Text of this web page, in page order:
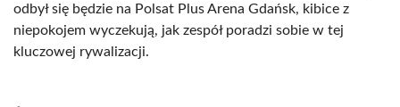
odbył się będzie na Polsat Plus Arena Gdańsk, kibice z
niepokojem wyczekują, jak zespół poradzi sobie w tej
kluczowej rywalizacji.